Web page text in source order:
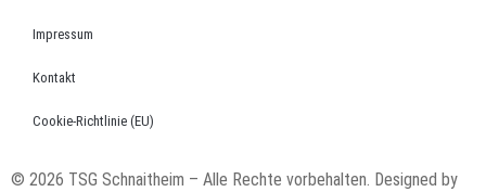
Impressum
Kontakt
Cookie-Richtlinie (EU)
© 2026 TSG Schnaitheim – Alle Rechte vorbehalten. Designed by